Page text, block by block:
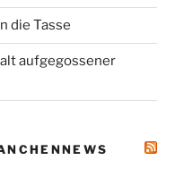
die Tasse
aufgegossener